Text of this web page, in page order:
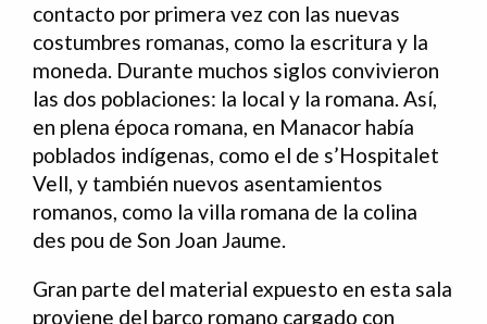
contacto por primera vez con las nuevas
costumbres romanas, como la escritura y la
moneda. Durante muchos siglos convivieron
las dos poblaciones: la local y la romana. Así,
en plena época romana, en Manacor había
poblados indígenas, como el de s’Hospitalet
Vell, y también nuevos asentamientos
romanos, como la villa romana de la colina
des pou de Son Joan Jaume.
Gran parte del material expuesto en esta sala
proviene del barco romano cargado con